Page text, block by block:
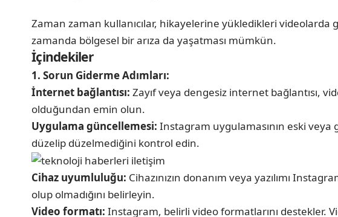
Zaman zaman kullanıcılar, hikayelerine yükledikleri videolarda
zamanda bölgesel bir arıza da yaşatması mümkün.
İçindekiler
1. Sorun Giderme Adımları:
İnternet bağlantısı: Zayıf veya dengesiz internet bağlantısı,
olduğundan emin olun.
Uygulama güncellemesi: Instagram uygulamasının eski
düzelip düzelmediğini kontrol edin.
Cihaz uyumluluğu: Cihazınızın donanım veya yazılımı
olup olmadığını belirleyin.
Video formatı: Instagram, belirli video formatlarını destekler.